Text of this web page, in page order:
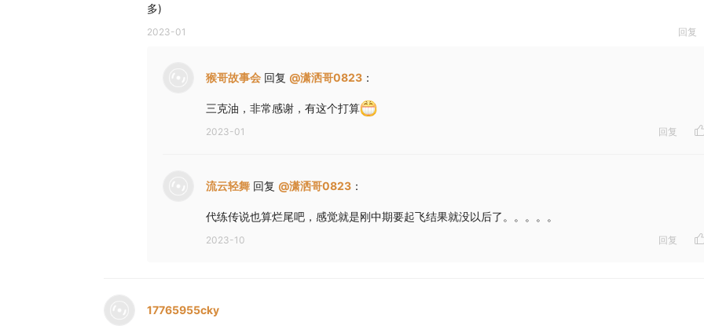
多)
2023-01 回复
猴哥故事会 回复 @潇洒哥0823 ：
三克油，非常感谢，有这个打算
2023-01 回复
流云轻舞 回复 @潇洒哥0823 ：
代练传说也算烂尾吧，感觉就是刚中期要起飞结果就没以后了。。。。。
2023-10 回复
17765955cky